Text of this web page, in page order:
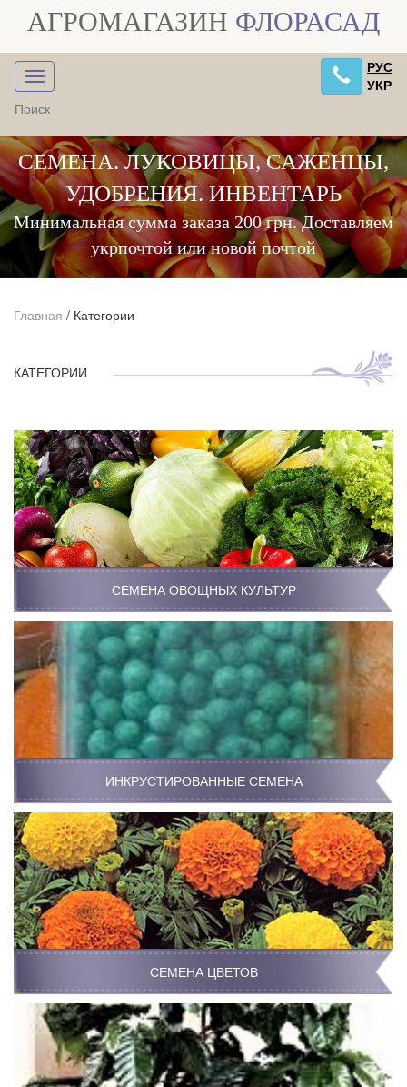
АГРОМАГАЗИН ФЛОРАСАД
РУС
УКР
СЕМЕНА. ЛУКОВИЦЫ, САЖЕНЦЫ,
УДОБРЕНИЯ. ИНВЕНТАРЬ
Минимальная сумма заказа 200 грн. Доставляем
укрпочтой или новой почтой
Главная / Категории
КАТЕГОРИИ
СЕМЕНА ОВОЩНЫХ КУЛЬТУР
ИНКРУСТИРОВАННЫЕ СЕМЕНА
СЕМЕНА ЦВЕТОВ